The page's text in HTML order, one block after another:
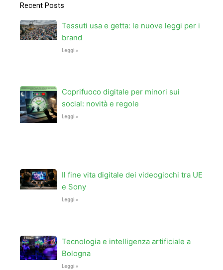
k
f
a
Recent Posts
Tessuti usa e getta: le nuove leggi per i
brand
Leggi »
Coprifuoco digitale per minori sui
social: novità e regole
Leggi »
Il fine vita digitale dei videogiochi tra UE
e Sony
Leggi »
Tecnologia e intelligenza artificiale a
Bologna
Leggi »